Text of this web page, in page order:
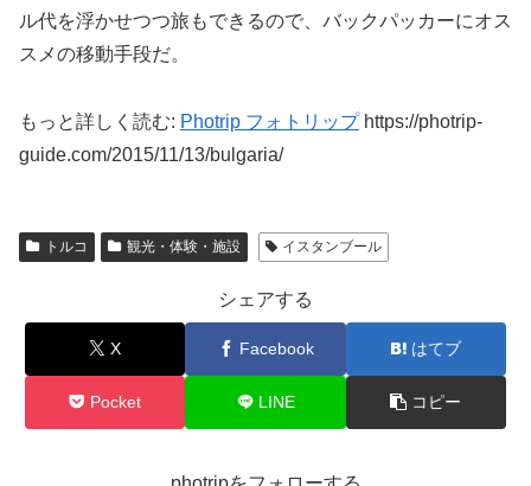
ル代を浮かせつつ旅もできるので、バックパッカーにオス
スメの移動手段だ。
もっと詳しく読む: Photrip フォトリップhttps://photrip-
guide.com/2015/11/13/bulgaria/
トルコ 観光・体験・施設 イスタンブール
シェアする
X Facebook はてブ
Pocket LINE コピー